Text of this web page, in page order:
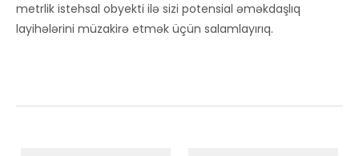
metrlik istehsal obyekti ilə sizi potensial əməkdaşlıq
layihələrini müzakirə etmək üçün salamlayırıq.